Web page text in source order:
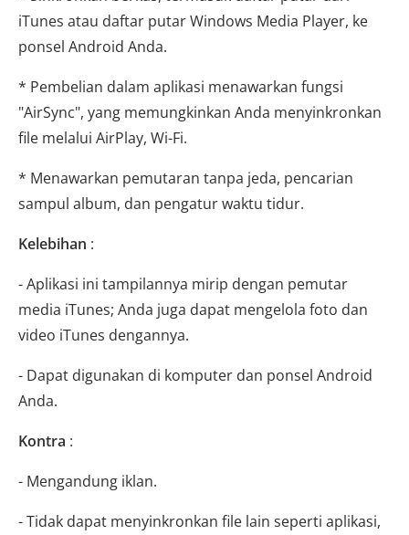
iTunes atau daftar putar Windows Media Player, ke
ponsel Android Anda.
* Pembelian dalam aplikasi menawarkan fungsi
"AirSync", yang memungkinkan Anda menyinkronkan
file melalui AirPlay, Wi-Fi.
* Menawarkan pemutaran tanpa jeda, pencarian
sampul album, dan pengatur waktu tidur.
Kelebihan :
- Aplikasi ini tampilannya mirip dengan pemutar
media iTunes; Anda juga dapat mengelola foto dan
video iTunes dengannya.
- Dapat digunakan di komputer dan ponsel Android
Anda.
Kontra :
- Mengandung iklan.
- Tidak dapat menyinkronkan file lain seperti aplikasi,